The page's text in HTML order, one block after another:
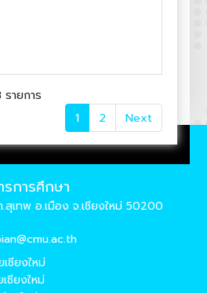
ายการ
1(current)
2 Next
รการศึกษา
เทพ อ.เมือง จ.เชียงใหม่ 50200
ชียงใหม่
ชียงใหม่